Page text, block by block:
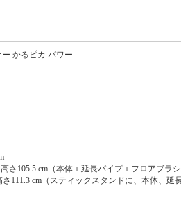
かるピカ パワー
さ105.5 cm（本体＋延長パイプ＋フロアブラシ
さ111.3 cm（スティックスタンドに、本体、延